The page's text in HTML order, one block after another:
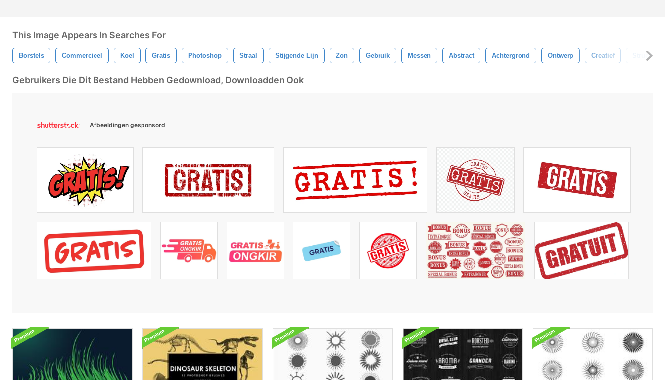
This Image Appears In Searches For
Borstels Commercieel Koel Gratis Photoshop Straal Stijgende Lijn Zon Gebruik Messen Abstract Achtergrond Ontwerp Creatief Structuur
Gebruikers Die Dit Bestand Hebben Gedownload, Downloadden Ook
Afbeeldingen gesponsord